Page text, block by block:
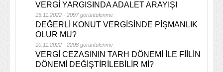
VERGİ YARGISINDA ADALET ARAYIŞI
15.11.2022 - 2097 görüntülenme
DEĞERLİ KONUT VERGİSİNDE PİŞMANLIK
OLUR MU?
10.11.2022 - 2208 görüntülenme
VERGİ CEZASININ TARH DÖNEMİ İLE FİİLİN
DÖNEMİ DEĞİŞTİRİLEBİLİR Mİ?